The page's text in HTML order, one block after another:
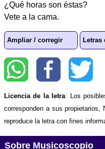
¿Qué horas son éstas?
Vete a la cama.
Ampliar / corregir Letras
Licencia de la letra: Los
corresponden a sus
reproduce la letra con fines
Sobre Musicoscopio